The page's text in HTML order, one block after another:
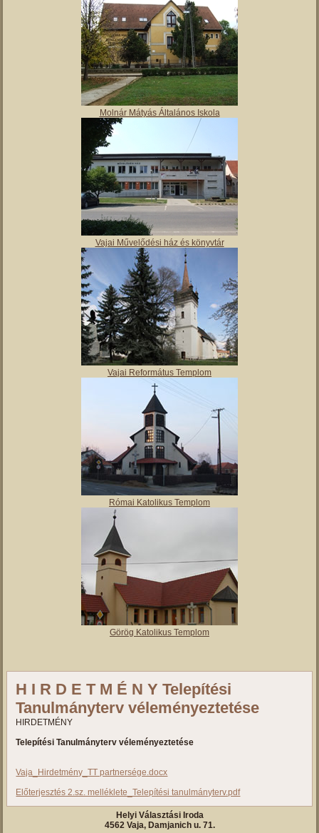
Molnár Mátyás Általános Iskola
Vajai Művelődési ház és könyvtár
Vajai Református Templom
Római Katolikus Templom
Görög Katolikus Templom
H I R D E T M É N Y Telepítési
Tanulmányterv véleményeztetése
HIRDETMÉNY
TelepítésiTanulmányterv véleményeztetése
Vaja_Hirdetmény_TT partnersége.docx
Előterjesztés 2.sz. melléklete_Telepítési tanulmányterv.pdf
Helyi Választási Iroda
4562 Vaja, Damjanich u. 71.